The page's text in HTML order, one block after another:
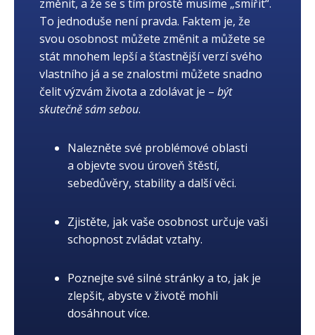
změnit, a že se s tím prostě musíme „smířit“.
To jednoduše není pravda. Faktem je, že
svou osobnost můžete změnit a můžete se
stát mnohem lepší a šťastnější verzí svého
vlastního já a se znalostmi můžete snadno
čelit výzvám života a zdolávat je – být
skutečně sám sebou.
Nalezněte své problémové oblasti
a objevte svou úroveň štěstí,
sebedůvěry, stability a další věci.
Zjistěte, jak vaše osobnost určuje vaši
schopnost zvládat vztahy.
Poznejte své silné stránky a to, jak je
zlepšit, abyste v životě mohli
dosáhnout více.